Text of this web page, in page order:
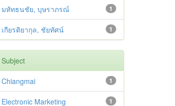
1
มหัทธนชัย, บุษราภรณ์
1
เกียรติยากุล, ชัยทัศน์
Subject
1
Chiangmai
1
Electronic Marketing